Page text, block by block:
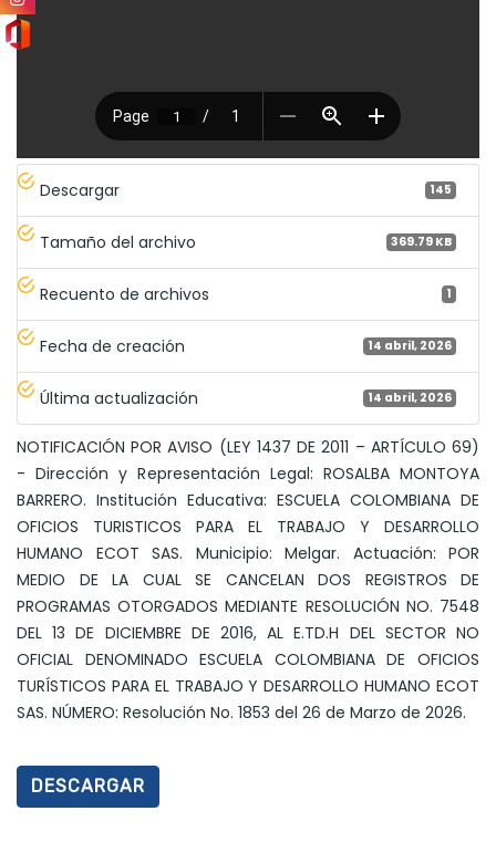
Descargar 145
Tamaño del archivo 369.79 KB
Recuento de archivos 1
Fecha de creación 14 abril, 2026
Última actualización 14 abril, 2026
NOTIFICACIÓN POR AVISO (LEY 1437 DE 2011 – ARTÍCULO 69)
- Dirección y Representación Legal: ROSALBA MONTOYA
BARRERO. Institución Educativa: ESCUELA COLOMBIANA DE
OFICIOS TURISTICOS PARA EL TRABAJO Y DESARROLLO
HUMANO ECOT SAS. Municipio: Melgar. Actuación: POR
MEDIO DE LA CUAL SE CANCELAN DOS REGISTROS DE
PROGRAMAS OTORGADOS MEDIANTE RESOLUCIÓN NO. 7548
DEL 13 DE DICIEMBRE DE 2016, AL E.TD.H DEL SECTOR NO
OFICIAL DENOMINADO ESCUELA COLOMBIANA DE OFICIOS
TURÍSTICOS PARA EL TRABAJO Y DESARROLLO HUMANO ECOT
SAS. NÚMERO: Resolución No. 1853 del 26 de Marzo de 2026.
DESCARGAR